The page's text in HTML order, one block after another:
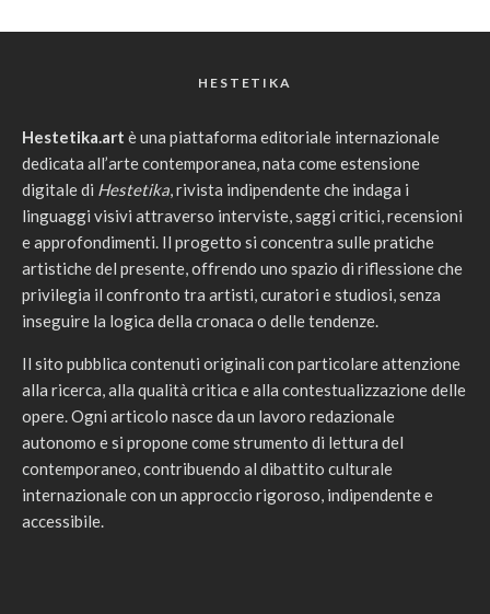
HESTETIKA
Hestetika.art è una piattaforma editoriale internazionale
dedicata all’arte contemporanea, nata come estensione
digitale di Hestetika, rivista indipendente che indaga i
linguaggi visivi attraverso interviste, saggi critici, recensioni
e approfondimenti. Il progetto si concentra sulle pratiche
artistiche del presente, offrendo uno spazio di riflessione che
privilegia il confronto tra artisti, curatori e studiosi, senza
inseguire la logica della cronaca o delle tendenze.
Il sito pubblica contenuti originali con particolare attenzione
alla ricerca, alla qualità critica e alla contestualizzazione delle
opere. Ogni articolo nasce da un lavoro redazionale
autonomo e si propone come strumento di lettura del
contemporaneo, contribuendo al dibattito culturale
internazionale con un approccio rigoroso, indipendente e
accessibile.